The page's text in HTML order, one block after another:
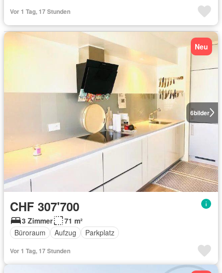
Vor 1 Tag, 17 Stunden
6bilder
Neu
CHF 307'700
3 Zimmer
71 m²
Büroraum
Aufzug Parkplatz
Vor 1 Tag, 17 Stunden